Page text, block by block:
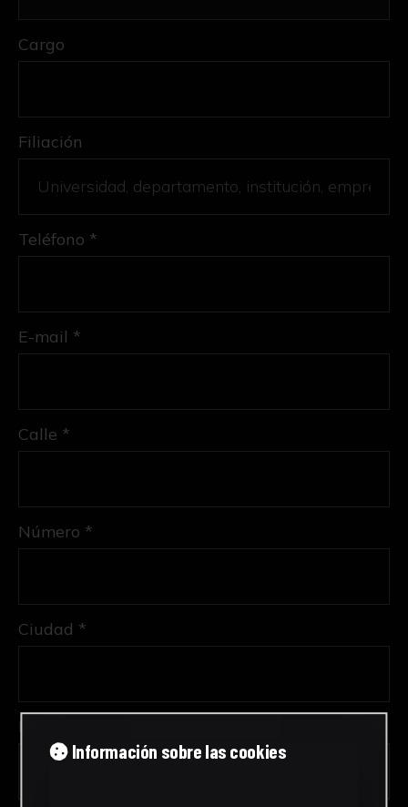
Cargo
Filiación
Teléfono *
E-mail *
Calle *
Número *
Ciudad *
Información sobre las cookies